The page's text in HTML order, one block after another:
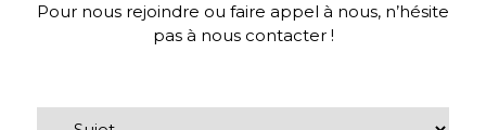
Pour nous rejoindre ou faire appel à nous, n’hésite
pas à nous contacter !